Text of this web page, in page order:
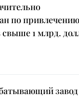
по привлечению
1 млрд.
завод